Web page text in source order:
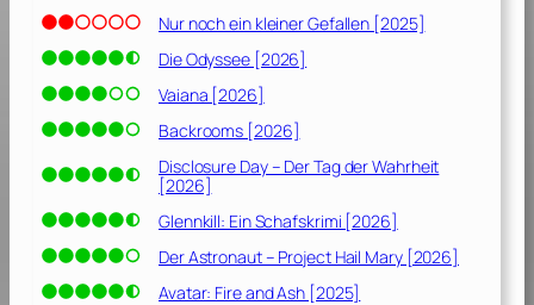
Nur noch ein kleiner Gefallen [2025]
Die Odyssee [2026]
Vaiana [2026]
Backrooms [2026]
Disclosure Day – Der Tag der Wahrheit
[2026]
Glennkill: Ein Schafskrimi [2026]
Der Astronaut – Project Hail Mary [2026]
Avatar: Fire and Ash [2025]